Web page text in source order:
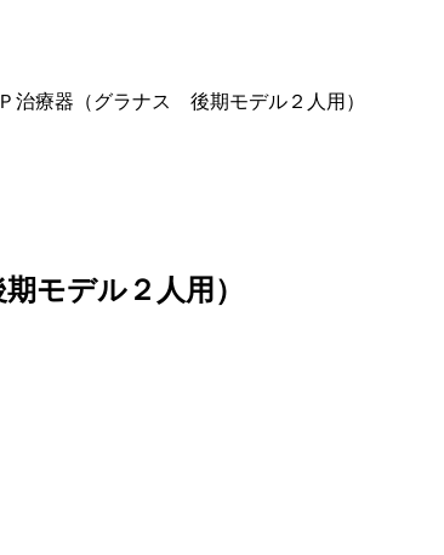
治療器（グラナス 後期モデル２人用）
モデル２人用）